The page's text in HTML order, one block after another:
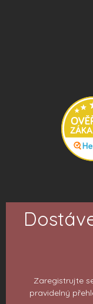
Zaregistrujte
pravidelný